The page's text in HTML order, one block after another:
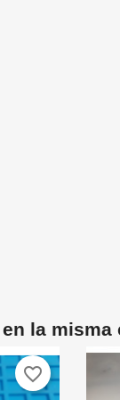
la misma
favorite_border